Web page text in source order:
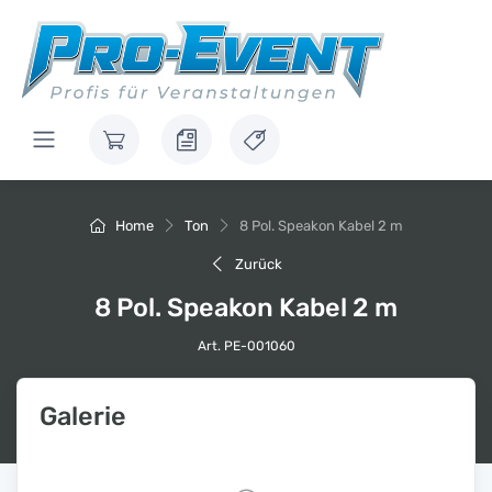
Home Ton 8 Pol. Speakon Kabel 2 m
Zurück
8 Pol. Speakon Kabel 2 m
Art. PE-001060
Galerie